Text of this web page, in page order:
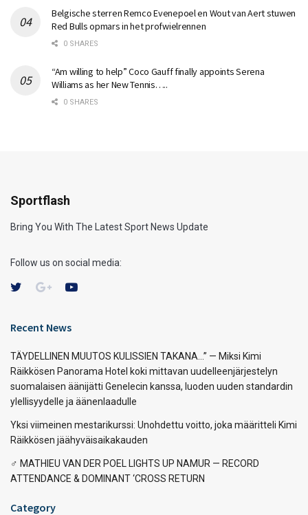
Belgische sterren Remco Evenepoel en Wout van Aert stuwen
Red Bulls opmars in het profwielrennen
0 SHARES
“Am willing to help” Coco Gauff finally appoints Serena
Williams as her New Tennis…..
0 SHARES
Sportflash
Bring You With The Latest Sport News Update
Follow us on social media:
Recent News
TÄYDELLINEN MUUTOS KULISSIEN TAKANA…” — Miksi Kimi
Räikkösen Panorama Hotel koki mittavan uudelleenjärjestelyn
suomalaisen äänijätti Genelecin kanssa, luoden uuden standardin
ylellisyydelle ja äänenlaadulle
Yksi viimeinen mestarikurssi: Unohdettu voitto, joka määritteli Kimi
Räikkösen jäähyväisaikakauden
‍♂️ MATHIEU VAN DER POEL LIGHTS UP NAMUR — RECORD
ATTENDANCE & DOMINANT ‘CROSS RETURN
Category